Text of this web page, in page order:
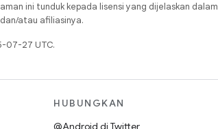
ini tunduk kepada lisensi yang dijelaskan dalam
atau afiliasinya.
07-27 UTC.
HUBUNGKAN
@Android di Twitter